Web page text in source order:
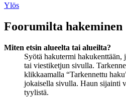
Ylös
Foorumilta hakeminen
Miten etsin alueelta tai alueilta?
Syötä hakutermi hakukenttään,
tai viestiketjun sivulla.
klikkaamalla “Tarkennettu
jokaisella sivulla. Haun sijainti
tyylistä.